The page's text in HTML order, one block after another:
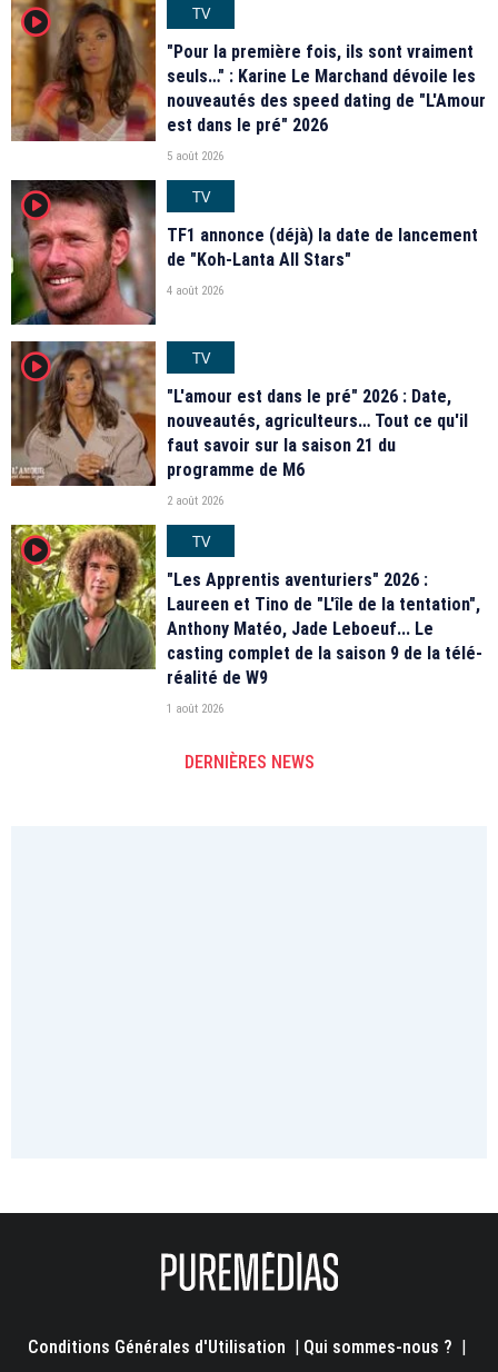
player2
TV
"Pour la première fois, ils sont vraiment
seuls…" : Karine Le Marchand dévoile les
nouveautés des speed dating de "L'Amour
est dans le pré" 2026
5 août 2026
player2
TV
TF1 annonce (déjà) la date de lancement
de "Koh-Lanta All Stars"
4 août 2026
player2
TV
"L'amour est dans le pré" 2026 : Date,
nouveautés, agriculteurs… Tout ce qu'il
faut savoir sur la saison 21 du
programme de M6
2 août 2026
player2
TV
"Les Apprentis aventuriers" 2026 :
Laureen et Tino de "L'île de la tentation",
Anthony Matéo, Jade Leboeuf... Le
casting complet de la saison 9 de la télé-
réalité de W9
1 août 2026
DERNIÈRES NEWS
Conditions Générales d'Utilisation | Qui sommes-nous ? |